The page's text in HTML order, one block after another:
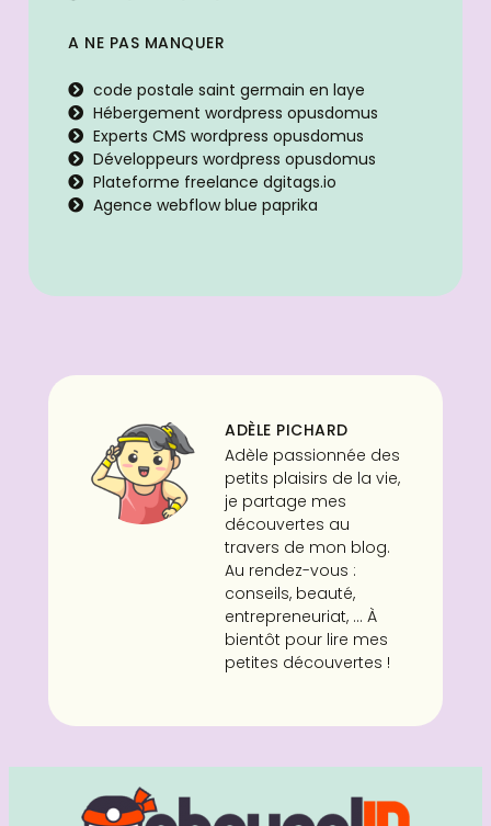
A NE PAS MANQUER
code postale saint germain en laye
Hébergement wordpress opusdomus
Experts CMS wordpress opusdomus
Développeurs wordpress opusdomus
Plateforme freelance dgitags.io
Agence webflow blue paprika
ADÈLE PICHARD
Adèle passionnée des
petits plaisirs de la vie,
je partage mes
découvertes au
travers de mon blog.
Au rendez-vous :
conseils, beauté,
entrepreneuriat, ... À
bientôt pour lire mes
petites découvertes !